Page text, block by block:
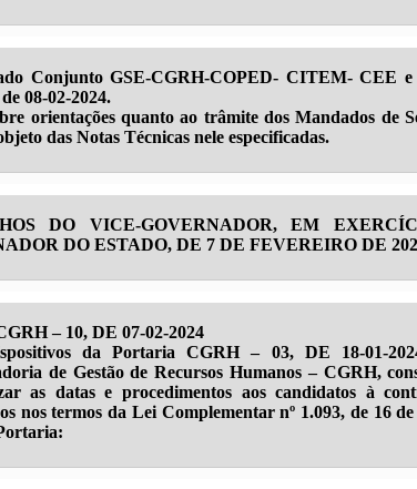
Conjunto GSE-CGRH-COPED- CITEM- CEE
08-02-2024.
orientações quanto ao trâmite dos Mandados de
das Notas Técnicas nele especificadas.
DO VICE-GOVERNADOR, EM
DO ESTADO, DE 7 DE FEVEREIRO DE
– 10, DE 07-02-2024
da Portaria CGRH – 03, DE 18-01-
de Gestão de Recursos Humanos – CGRH,
as datas e procedimentos aos candidatos à
nos termos da Lei Complementar nº 1.093, de 16